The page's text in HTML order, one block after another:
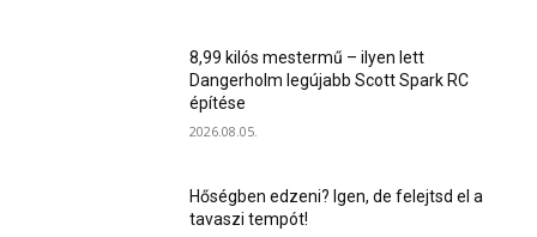
8,99 kilós mestermű – ilyen lett
Dangerholm legújabb Scott Spark RC
építése
2026.08.05.
Hőségben edzeni? Igen, de felejtsd el a
tavaszi tempót!